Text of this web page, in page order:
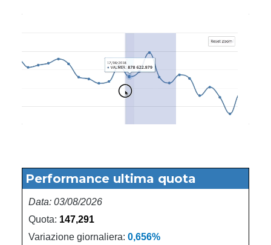
Performance ultima quota
Data: 03/08/2026
Quota: 147,291
Variazione giornaliera: 0,656%